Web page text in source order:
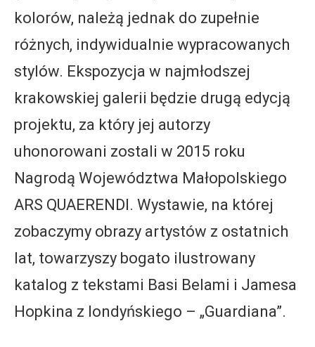
kolorów, należą jednak do zupełnie
różnych, indywidualnie wypracowanych
stylów. Ekspozycja w najmłodszej
krakowskiej galerii będzie drugą edycją
projektu, za który jej autorzy
uhonorowani zostali w 2015 roku
Nagrodą Województwa Małopolskiego
ARS QUAERENDI. Wystawie, na której
zobaczymy obrazy artystów z ostatnich
lat, towarzyszy bogato ilustrowany
katalog z tekstami Basi Belami i Jamesa
Hopkina z londyńskiego – „Guardiana”.